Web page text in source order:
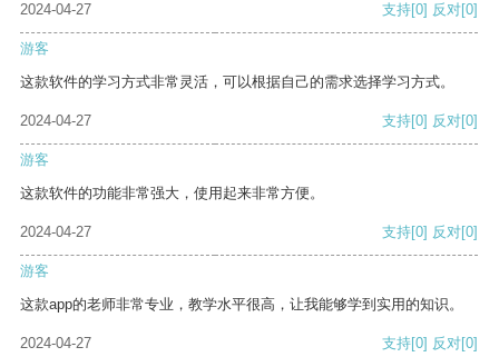
2024-04-27 支持[0] 反对[0]
游客
这款软件的学习方式非常灵活，可以根据自己的需求选择学习方式。
2024-04-27 支持[0] 反对[0]
游客
这款软件的功能非常强大，使用起来非常方便。
2024-04-27 支持[0] 反对[0]
游客
这款app的老师非常专业，教学水平很高，让我能够学到实用的知识。
2024-04-27 支持[0] 反对[0]